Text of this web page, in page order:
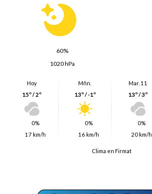
60%
1020 hPa
Hoy
15º / 2º
0%
17 km/h
Mñn.
13º / -1º
0%
16 km/h
Mar. 11
13º / 3º
0%
20 km/h
Clima en Firmat